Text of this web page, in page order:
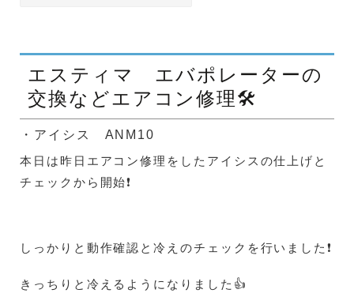
エスティマ エバポレーターの
交換などエアコン修理🛠️
・アイシス ANM10
本日は昨日エアコン修理をしたアイシスの仕上げと
チェックから開始❗
しっかりと動作確認と冷えのチェックを行いました❗
きっちりと冷えるようになりました👍